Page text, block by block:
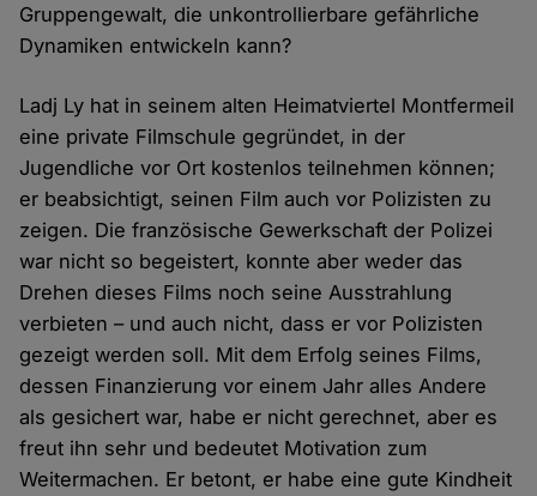
Gruppengewalt, die unkontrollierbare gefährliche
Dynamiken entwickeln kann?
Ladj Ly hat in seinem alten Heimatviertel Montfermeil
eine private Filmschule gegründet, in der
Jugendliche vor Ort kostenlos teilnehmen können;
er beabsichtigt, seinen Film auch vor Polizisten zu
zeigen. Die französische Gewerkschaft der Polizei
war nicht so begeistert, konnte aber weder das
Drehen dieses Films noch seine Ausstrahlung
verbieten – und auch nicht, dass er vor Polizisten
gezeigt werden soll. Mit dem Erfolg seines Films,
dessen Finanzierung vor einem Jahr alles Andere
als gesichert war, habe er nicht gerechnet, aber es
freut ihn sehr und bedeutet Motivation zum
Weitermachen. Er betont, er habe eine gute Kindheit